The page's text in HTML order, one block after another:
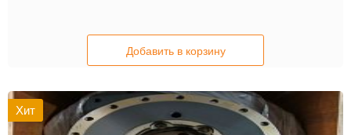
Добавить в корзину
Хит